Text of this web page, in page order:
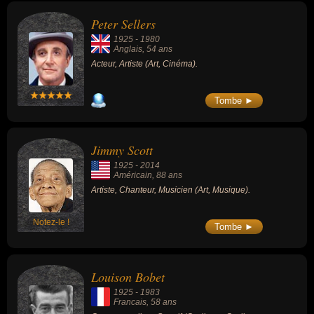
Peter Sellers
1925 - 1980
Anglais , 54 ans
Acteur, Artiste (Art, Cinéma).
Tombe ►
Notez-le !
Jimmy Scott
1925 - 2014
Américain, 88 ans
Artiste, Chanteur, Musicien (Art, Musique).
Tombe ►
Louison Bobet
1925 - 1983
Francais , 58 ans